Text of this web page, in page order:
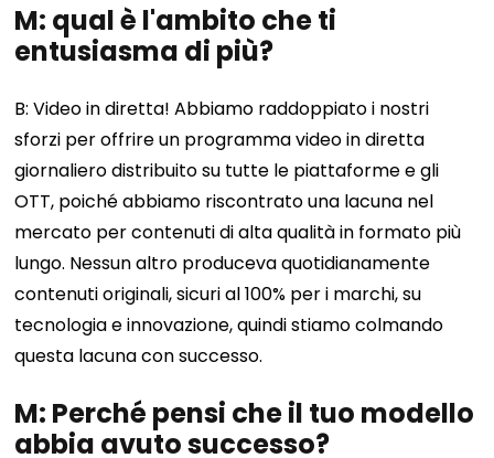
M: qual è l'ambito che ti
entusiasma di più?
B: Video in diretta! Abbiamo raddoppiato i nostri
sforzi per offrire un programma video in diretta
giornaliero distribuito su tutte le piattaforme e gli
OTT, poiché abbiamo riscontrato una lacuna nel
mercato per contenuti di alta qualità in formato più
lungo. Nessun altro produceva quotidianamente
contenuti originali, sicuri al 100% per i marchi, su
tecnologia e innovazione, quindi stiamo colmando
questa lacuna con successo.
M: Perché pensi che il tuo modello
abbia avuto successo?